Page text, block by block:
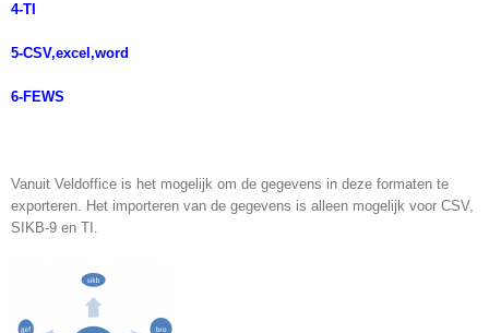
4-TI
5-CSV,excel,word
6-FEWS
Vanuit Veldoffice is het mogelijk om de gegevens in deze formaten te
exporteren. Het importeren van de gegevens is alleen mogelijk voor CSV,
SIKB-9 en TI.